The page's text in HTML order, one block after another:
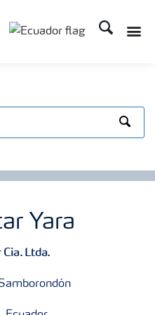
Buscar
Yara
Cia. Ltda.